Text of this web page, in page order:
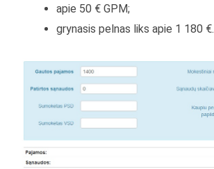
apie 50 € GPM;
grynasis pelnas liks apie 1 180 €.